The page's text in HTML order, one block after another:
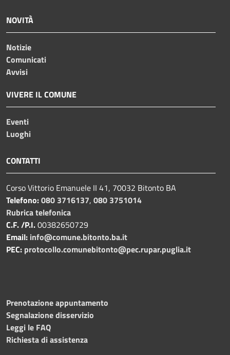
NOVITÀ
Notizie
Comunicati
Avvisi
VIVERE IL COMUNE
Eventi
Luoghi
CONTATTI
Corso Vittorio Emanuele II 41, 70032 Bitonto BA
Telefono:080 3716137, 080 3751014
Rubrica telefonica
C.F. /P.I.00382650729
Email: info@comune.bitonto.ba.it
PEC: protocollo.comunebitonto@pec.rupar.puglia.it
Prenotazione appuntamento
Segnalazione disservizio
Leggi le FAQ
Richiesta di assistenza